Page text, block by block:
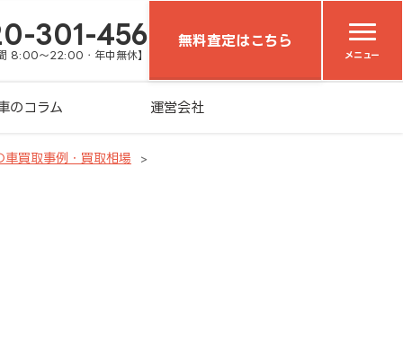
301-456
8:00～22:00・年中無休】
無料査定はこちら
メニュー
のコラム 運営会社
車買取事例・買取相場